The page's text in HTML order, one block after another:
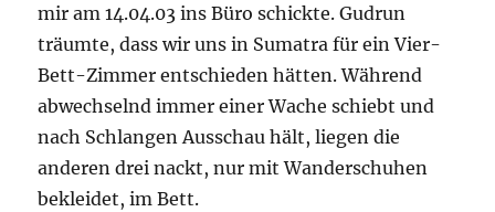
mir am 14.04.03 ins Büro schickte. Gudrun
träumte, dass wir uns in Sumatra für ein Vier-
Bett-Zimmer entschieden hätten. Während
abwechselnd immer einer Wache schiebt und
nach Schlangen Ausschau hält, liegen die
anderen drei nackt, nur mit Wanderschuhen
bekleidet, im Bett.